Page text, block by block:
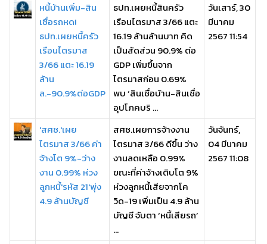
หนี้บ้านเพิ่ม-สิน
เชื่อรถหด!
ธปท.เผยหนี้ครัว
เรือนไตรมาส
3/66 แตะ 16.19
ล้าน
ล.-90.9%ต่อGDP
ธปท.เผยหนี้สินครัว
เรือนไตรมาส 3/66 แตะ
16.19 ล้านล้านบาท คิด
เป็นสัดส่วน 90.9% ต่อ
GDP เพิ่มขึ้นจาก
ไตรมาสก่อน 0.69%
พบ ‘สินเชื่อบ้าน-สินเชื่อ
อุปโภคบริ ...
วันเสาร์, 30
มีนาคม
2567 11:54
'สศช.'เผย
ไตรมาส 3/66 ค่า
จ้างโต 9%-ว่าง
งาน 0.99% ห่วง
ลูกหนี้'รหัส 21'พุ่ง
4.9 ล้านบัญชี
สศช.เผยการจ้างงาน
ไตรมาส 3/66 ดีขึ้น ว่าง
งานลดเหลือ 0.99%
ขณะที่ค่าจ้างเติบโต 9%
ห่วงลูกหนี้เสียจากโค
วิด-19 เพิ่มเป็น 4.9 ล้าน
บัญชี จับตา ‘หนี้เสียรถ’
...
วันจันทร์,
04 มีนาคม
2567 11:08